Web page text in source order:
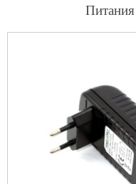
Питания